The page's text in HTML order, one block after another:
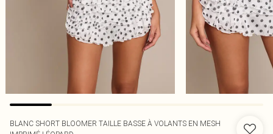
BLANC SHORT BLOOMER TAILLE BASSE À VOLANTS EN MESH